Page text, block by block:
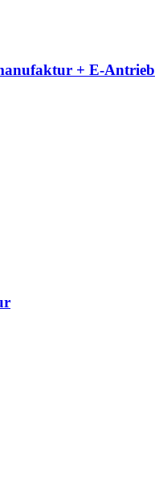
+ E-Antrieb